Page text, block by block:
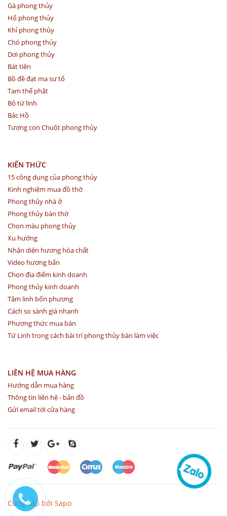
Gà phong thủy
Hổ phong thủy
Khỉ phong thủy
Chó phong thủy
Dơi phong thủy
Bát tiên
Bồ đề đạt ma sư tổ
Tam thế phật
Bộ tứ linh
Bác Hồ
Tượng con Chuột phong thủy
KIẾN THỨC
15 công dụng của phong thủy
Kinh nghiệm mua đồ thờ
Phong thủy nhà ở
Phong thủy bàn thờ
Chọn màu phong thủy
Xu hướng
Nhận diện hương hóa chất
Video hương bẩn
Chọn địa điểm kinh doanh
Phong thủy kinh doanh
Tâm linh bốn phương
Cách so sánh giá nhanh
Phương thức mua bán
Tứ Linh trong cách bài trí phong thủy bàn làm việc
LIÊN HỆ MUA HÀNG
Hướng dẫn mua hàng
Thông tin liên hệ - bản đồ
Gửi email tới cửa hàng
Cung cấp bởi Sapo